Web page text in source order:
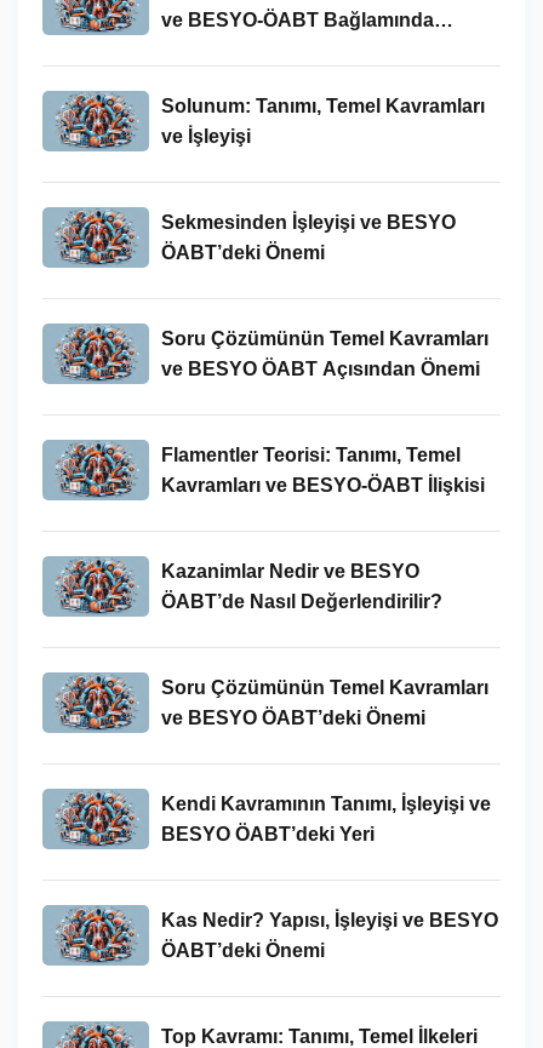
ve BESYO-ÖABT Bağlamında
Solunum: Tanımı, Temel Kavramları
ve İşleyişi
Sekmesinden İşleyişi ve BESYO
ÖABT’deki Önemi
Soru Çözümünün Temel Kavramları
ve BESYO ÖABT Açısından Önemi
Flamentler Teorisi: Tanımı, Temel
Kavramları ve BESYO-ÖABT İlişkisi
Kazanimlar Nedir ve BESYO
ÖABT’de Nasıl Değerlendirilir?
Soru Çözümünün Temel Kavramları
ve BESYO ÖABT’deki Önemi
Kendi Kavramının Tanımı, İşleyişi ve
BESYO ÖABT’deki Yeri
Kas Nedir? Yapısı, İşleyişi ve BESYO
ÖABT’deki Önemi
Top Kavramı: Tanımı, Temel İlkeleri